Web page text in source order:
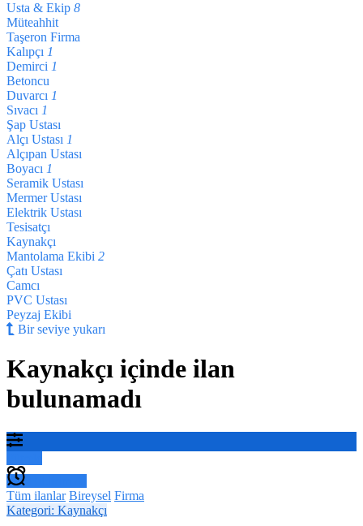
Usta & Ekip 8
Müteahhit
Taşeron Firma
Kalıpçı 1
Demirci 1
Betoncu
Duvarcı 1
Sıvacı 1
Şap Ustası
Alçı Ustası 1
Alçıpan Ustası
Boyacı 1
Seramik Ustası
Mermer Ustası
Elektrik Ustası
Tesisatçı
Kaynakçı
Mantolama Ekibi 2
Çatı Ustası
Camcı
PVC Ustası
Peyzaj Ekibi
Bir seviye yukarı
Kaynakçı içinde ilan
bulunamadı
Tüm ilanlar Bireysel Firma
Kategori: Kaynakçı